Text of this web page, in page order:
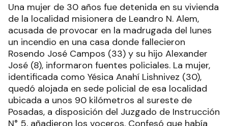
Una mujer de 30 años fue detenida en su vivienda
de la localidad misionera de Leandro N. Alem,
acusada de provocar en la madrugada del lunes
un incendio en una casa donde fallecieron
Rosendo José Campos (33) y su hijo Alexander
José (8), informaron fuentes policiales. La mujer,
identificada como Yésica Anahí Lishnivez (30),
quedó alojada en sede policial de esa localidad
ubicada a unos 90 kilómetros al sureste de
Posadas, a disposición del Juzgado de Instrucción
N° 5, añadieron los voceros. Confesó que había